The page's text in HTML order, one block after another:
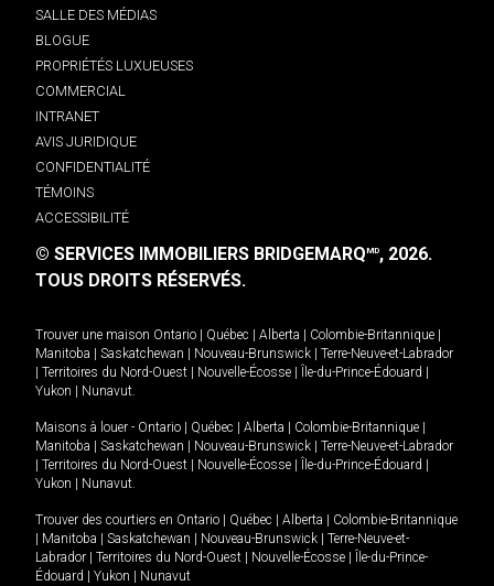
SALLE DES MÉDIAS
BLOGUE
PROPRIÉTÉS LUXUEUSES
COMMERCIAL
INTRANET
AVIS JURIDIQUE
CONFIDENTIALITÉ
TÉMOINS
ACCESSIBILITÉ
© SERVICES IMMOBILIERS BRIDGEMARQMD, 2026.
TOUS DROITS RÉSERVÉS.
Trouver une maison Ontario Québec Alberta Colombie-Britannique
Manitoba
Saskatchewan Nouveau-Brunswick
Terre-Neuve-et-Labrador
Territoires du Nord-Ouest Nouvelle-Écosse Île-du-Prince-Édouard
Yukon
Nunavut.
Maisons à louer - Ontario Québec Alberta Colombie-Britannique
Manitoba
Saskatchewan Nouveau-Brunswick
Terre-Neuve-et-Labrador
Territoires du Nord-Ouest Nouvelle-Écosse Île-du-Prince-Édouard
Yukon
Nunavut.
Trouver des courtiers en Ontario Québec Alberta
Colombie-Britannique
Manitoba Saskatchewan Nouveau-Brunswick
Terre-Neuve-et-
Labrador
Territoires du Nord-Ouest Nouvelle-Écosse
Île-du-Prince-
Édouard
Yukon Nunavut